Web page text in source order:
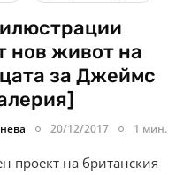
нов живот на
за Джеймс
20/12/2017 1 мин.
проект на британския